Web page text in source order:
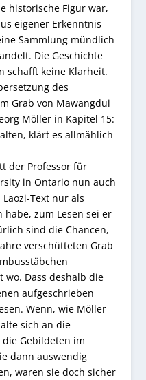
historische Figur war,
eigener Erkenntnis
Sammlung mündlich
Die Geschichte
schafft keine Klarheit.
des
Grab von Mawangdui
Möller in Kapitel 15:
klärt es allmählich
der Professor für
in Ontario nun auch
Text nur als
zum Lesen sei er
sind die Chancen,
verschütteten Grab
wo. Dass deshalb die
aufgeschrieben
Wenn, wie Möller
sich an die
Gebildeten im
dann auswendig
waren sie doch sicher